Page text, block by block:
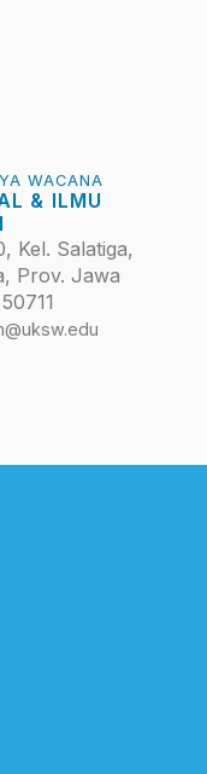
WACANA
& ILMU
Kel. Salatiga,
Prov. Jawa